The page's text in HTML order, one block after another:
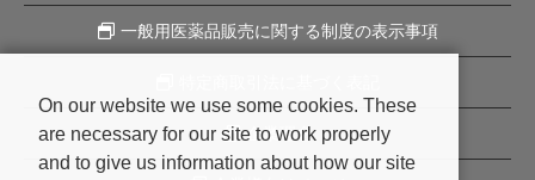
一般用医薬品販売に関する制度の表示事項
企業理念
On our website we use some cookies. These
are necessary for our site to work properly
and to give us information about how our site